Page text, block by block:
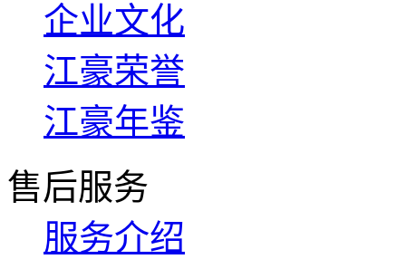
企业文化
江豪荣誉
江豪年鉴
售后服务
服务介绍